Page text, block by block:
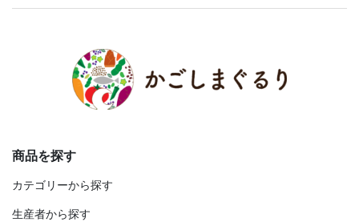
商品を探す
カテゴリーから探す
生産者から探す